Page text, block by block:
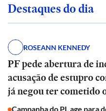
Destaques do dia
ROSEANN KENNEDY
PF pede abertura de
acusação de estupro
já negou ter cometido
Campanha do PL age para